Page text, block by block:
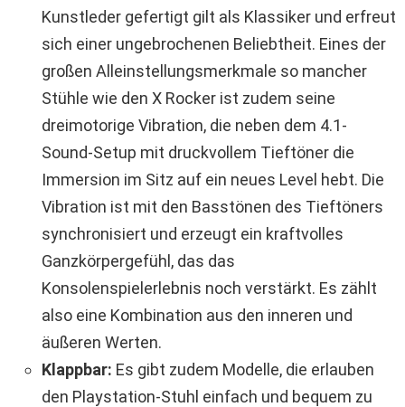
Kunstleder gefertigt gilt als Klassiker und erfreut
sich einer ungebrochenen Beliebtheit. Eines der
großen Alleinstellungsmerkmale so mancher
Stühle wie den X Rocker ist zudem seine
dreimotorige Vibration, die neben dem 4.1-
Sound-Setup mit druckvollem Tieftöner die
Immersion im Sitz auf ein neues Level hebt. Die
Vibration ist mit den Basstönen des Tieftöners
synchronisiert und erzeugt ein kraftvolles
Ganzkörpergefühl, das das
Konsolenspielerlebnis noch verstärkt. Es zählt
also eine Kombination aus den inneren und
äußeren Werten.
Klappbar: Es gibt zudem Modelle, die erlauben
den Playstation-Stuhl einfach und bequem zu